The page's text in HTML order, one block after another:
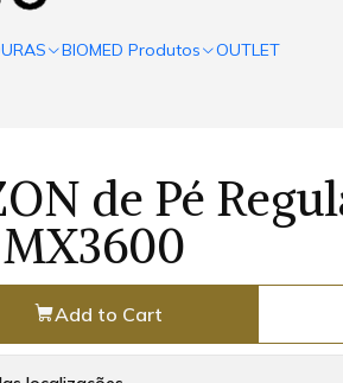
BIOMED Produtos OUTLET
de Pé
Add to Cart